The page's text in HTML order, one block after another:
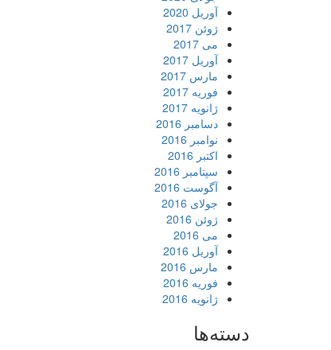
آوریل 2020
ژوئن 2017
می 2017
آوریل 2017
مارس 2017
فوریه 2017
ژانویه 2017
دسامبر 2016
نوامبر 2016
اکتبر 2016
سپتامبر 2016
آگوست 2016
جولای 2016
ژوئن 2016
می 2016
آوریل 2016
مارس 2016
فوریه 2016
ژانویه 2016
دسته‌ها